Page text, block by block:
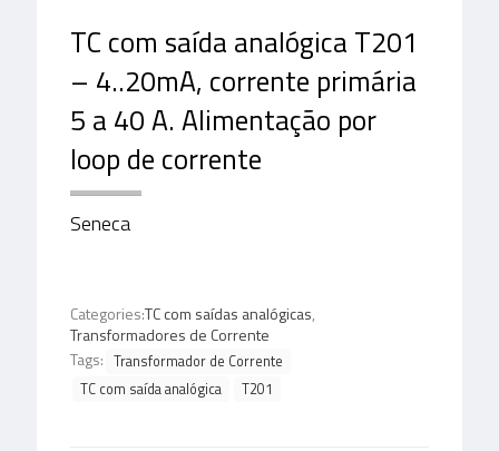
TC com saída analógica T201
– 4..20mA, corrente primária
5 a 40 A. Alimentação por
loop de corrente
Seneca
Categories:TC com saídas analógicas,
Transformadores de Corrente
Tags: Transformador de Corrente
TC com saída analógica
T201